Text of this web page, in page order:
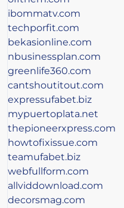
ibommatv.com
techporfit.com
bekasionline.com
nbusinessplan.com
greenlife360.com
cantshoutitout.com
expressufabet.biz
mypuertoplata.net
thepioneerxpress.com
howtofixissue.com
teamufabet.biz
webfullform.com
allviddownload.com
decorsmag.com